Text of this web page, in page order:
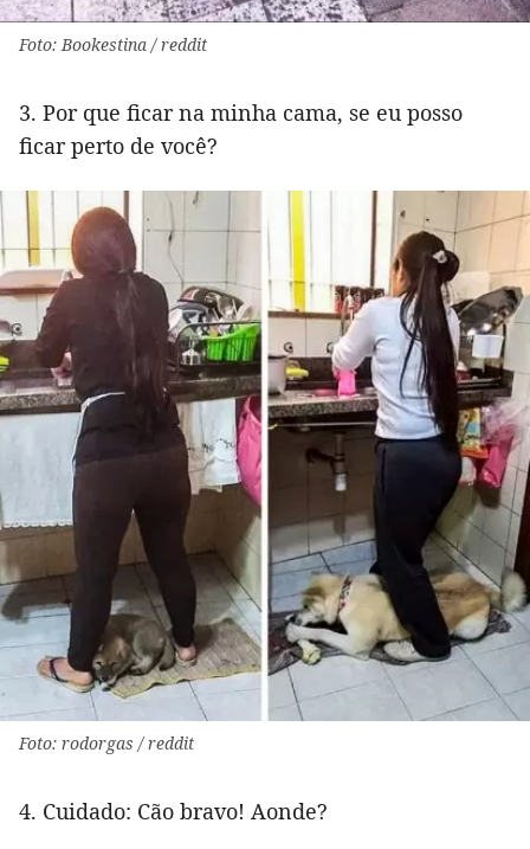
Foto: Bookestina / reddit
3. Por que ficar na minha cama, se eu posso
ficar perto de você?
Foto: rodorgas / reddit
4. Cuidado: Cão bravo! Aonde?